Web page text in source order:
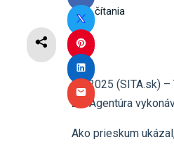
min čítania
9.1.2025 (SITA.sk)
24. Agentúra
Ako prieskum